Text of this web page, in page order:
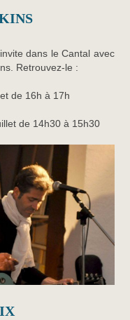
dans le Cantal avec
Retrouvez-le :
de 16h à 17h
de 14h30 à 15h30